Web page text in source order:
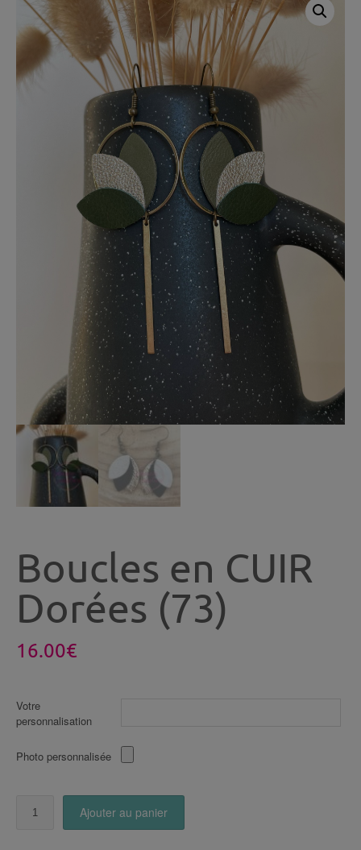
Boucles en CUIR
Dorées (73)
16.00€
Votre
personnalisation
Photo personnalisée
Ajouter au panier